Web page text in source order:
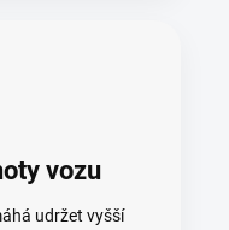
vozu
udržet vyšší